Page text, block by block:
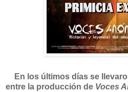
En los últimos días se
entre la producción de Voces